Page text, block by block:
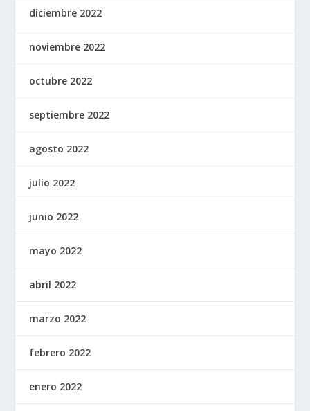
diciembre 2022
noviembre 2022
octubre 2022
septiembre 2022
agosto 2022
julio 2022
junio 2022
mayo 2022
abril 2022
marzo 2022
febrero 2022
enero 2022